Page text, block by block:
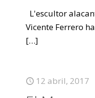
L'escultor
Vicente Ferrero
[…]
12 abril, 2017